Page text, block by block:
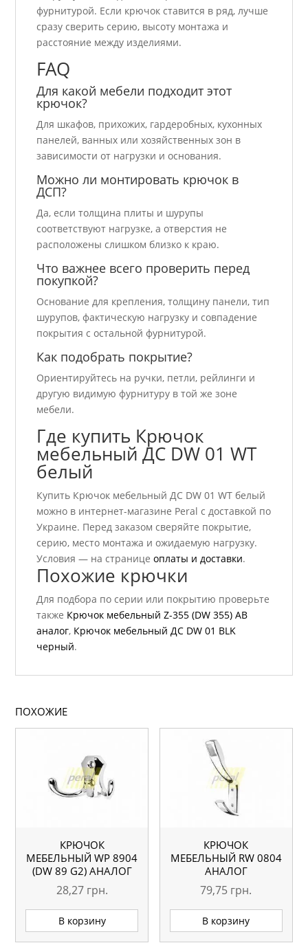
фурнитурой. Если крючок ставится в ряд, лучше
сразу сверить серию, высоту монтажа и
расстояние между изделиями.
FAQ
Для какой мебели подходит этот
крючок?
Для шкафов, прихожих, гардеробных, кухонных
панелей, ванных или хозяйственных зон в
зависимости от нагрузки и основания.
Можно ли монтировать крючок в
ДСП?
Да, если толщина плиты и шурупы
соответствуют нагрузке, а отверстия не
расположены слишком близко к краю.
Что важнее всего проверить перед
покупкой?
Основание для крепления, толщину панели, тип
шурупов, фактическую нагрузку и совпадение
покрытия с остальной фурнитурой.
Как подобрать покрытие?
Ориентируйтесь на ручки, петли, рейлинги и
другую видимую фурнитуру в той же зоне
мебели.
Где купить Крючок
мебельный ДС DW 01 WT
белый
Купить Крючок мебельный ДС DW 01 WT белый
можно в интернет-магазине Peral с доставкой по
Украине. Перед заказом сверяйте покрытие,
серию, место монтажа и ожидаемую нагрузку.
Условия — на страницеоплаты и доставки.
Похожие крючки
Для подбора по серии или покрытию проверьте
также Крючок мебельный Z-355 (DW 355) АВ
аналог, Крючок мебельный ДС DW 01 BLK
черный.
ПОХОЖИЕ
КРЮЧОК
МЕБЕЛЬНЫЙ WР 8904
(DW 89 G2) АНАЛОГ
28,27 грн.
В корзину
КРЮЧОК
МЕБЕЛЬНЫЙ RW 0804
АНАЛОГ
79,75 грн.
В корзину